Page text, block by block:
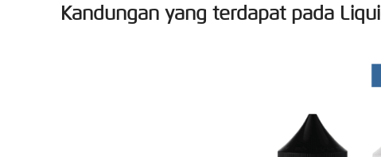
Kandungan yang terdapat pada